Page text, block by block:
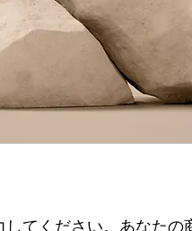
てください。あなたの